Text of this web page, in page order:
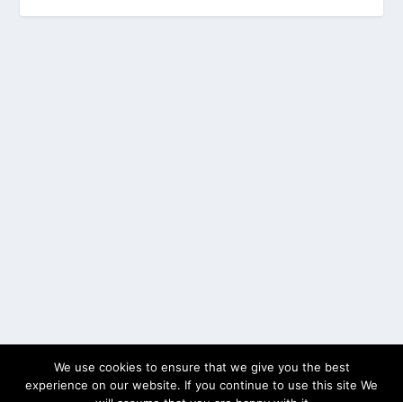
We use cookies to ensure that we give you the best
experience on our website. If you continue to use this site We